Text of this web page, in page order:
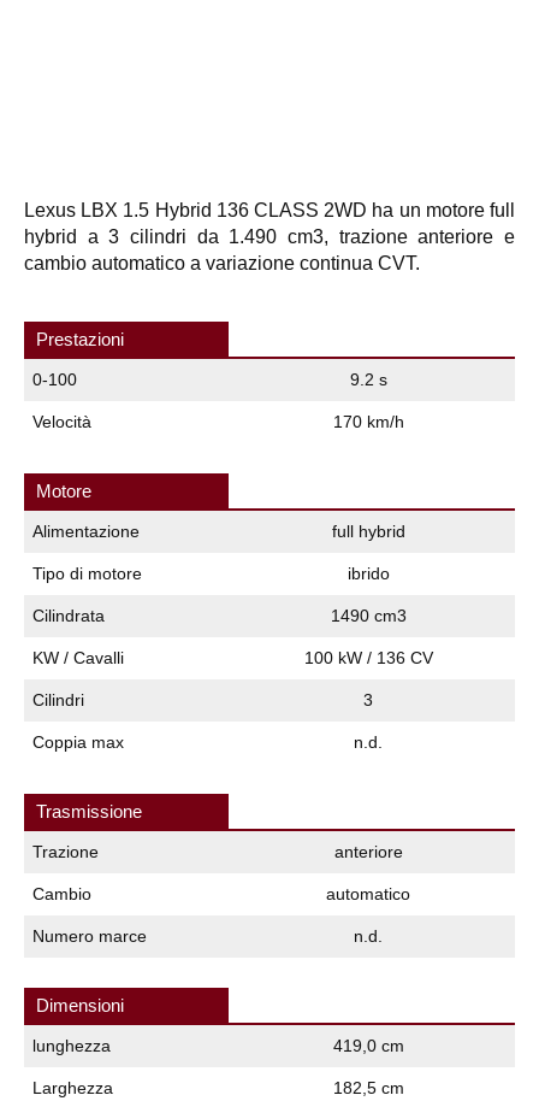
Lexus LBX 1.5 Hybrid 136 CLASS 2WD ha un motore full
hybrid a 3 cilindri da 1.490 cm3, trazione anteriore e
cambio automatico a variazione continua CVT.
Prestazioni
0-100 9.2 s
Velocità 170 km/h
Motore
Alimentazione full hybrid
Tipo di motore ibrido
Cilindrata 1490 cm3
KW / Cavalli 100 kW / 136 CV
Cilindri 3
Coppia max n.d.
Trasmissione
Trazione anteriore
Cambio automatico
Numero marce n.d.
Dimensioni
lunghezza 419,0 cm
Larghezza 182,5 cm